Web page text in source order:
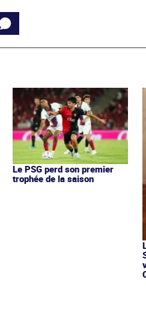
Le PSG perd son premier
trophée de la saison